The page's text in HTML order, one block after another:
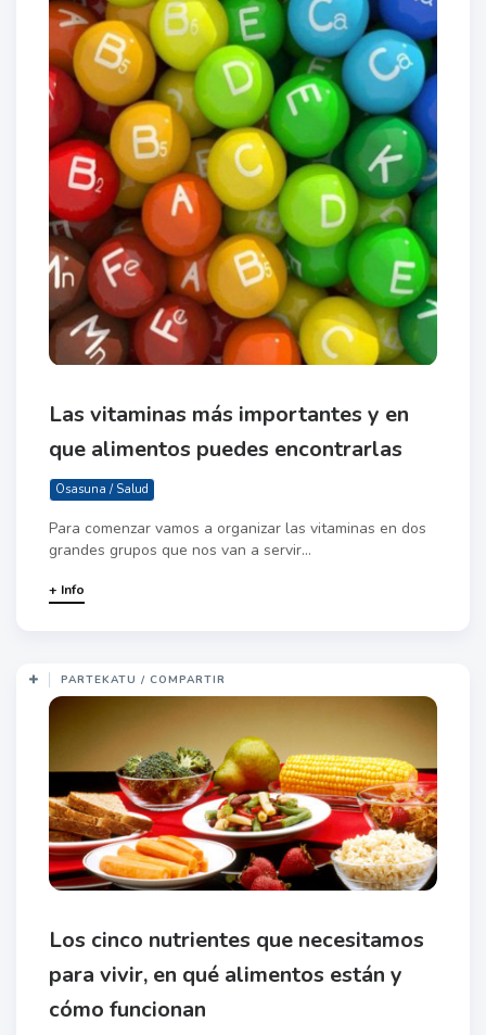
Las vitaminas más importantes y en
que alimentos puedes encontrarlas
Osasuna / Salud
Para comenzar vamos a organizar las vitaminas en dos
grandes grupos que nos van a servir...
+ Info
PARTEKATU / COMPARTIR
Los cinco nutrientes que necesitamos
para vivir, en qué alimentos están y
cómo funcionan